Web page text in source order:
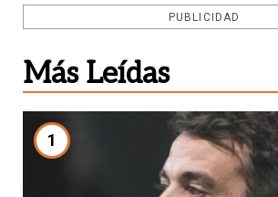
PUBLICIDAD
Más Leídas
1